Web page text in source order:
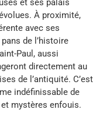
et ses palais
À proximité,
avec ses
de l’histoire
Paul, aussi
directement au
de l’antiquité. C’est
indéfinissable de
mystères enfouis.